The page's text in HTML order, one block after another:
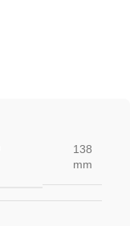
138
mm